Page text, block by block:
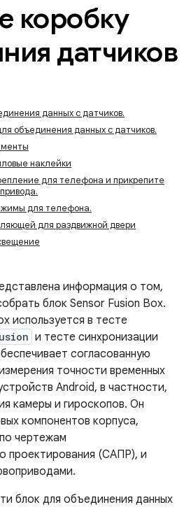
коробку
датчиков
данных с датчиков.
объединения данных с датчиков.
наклейки
для телефона и прикрепите
для телефона.
для раздвижной двери
​​информация о том,
блок Sensor Fusion Box.
используется в тесте
и тесте синхронизации
согласованную
точности временных
Android, в частности,
камеры и гироскопов. Он
компонентов корпуса,
чертежам
проектирования (САПР), и
блок для объединения данных